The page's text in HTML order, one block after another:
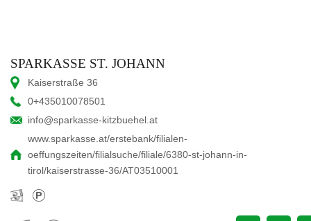
SPARKASSE ST. JOHANN
Kaiserstraße 36
0+435010078501
info@sparkasse-kitzbuehel.at
www.sparkasse.at/erstebank/filialen-
oeffungszeiten/filialsuche/filiale/6380-st-johann-in-
tirol/kaiserstrasse-36/AT03510001